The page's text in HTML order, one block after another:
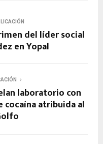
del líder social
en Yopal
laboratorio con
cocaína atribuida al